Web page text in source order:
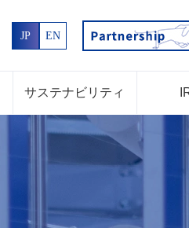
JP EN
サステナビリティ